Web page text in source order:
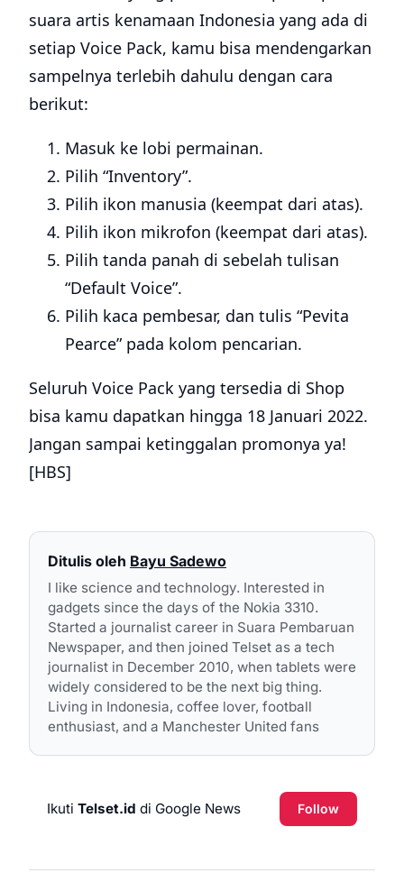
suara artis kenamaan Indonesia yang ada di
setiap Voice Pack, kamu bisa mendengarkan
sampelnya terlebih dahulu dengan cara
berikut:
Masuk ke lobi permainan.
Pilih “Inventory”.
Pilih ikon manusia (keempat dari atas).
Pilih ikon mikrofon (keempat dari atas).
Pilih tanda panah di sebelah tulisan
“Default Voice”.
Pilih kaca pembesar, dan tulis “Pevita
Pearce” pada kolom pencarian.
Seluruh Voice Pack yang tersedia di Shop
bisa kamu dapatkan hingga 18 Januari 2022.
Jangan sampai ketinggalan promonya ya!
[HBS]
Ditulis oleh Bayu Sadewo
I like science and technology. Interested in
gadgets since the days of the Nokia 3310.
Started a journalist career in Suara Pembaruan
Newspaper, and then joined Telset as a tech
journalist in December 2010, when tablets were
widely considered to be the next big thing.
Living in Indonesia, coffee lover, football
enthusiast, and a Manchester United fans
Ikuti Telset.id di Google News Follow